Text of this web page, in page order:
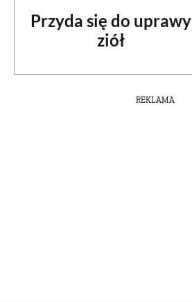
Przyda się do uprawy
ziół
REKLAMA